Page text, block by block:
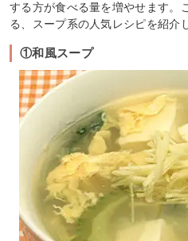
する方が食べる量を増やせます。
る、スープ系の人気レシピを紹介
①和風スープ